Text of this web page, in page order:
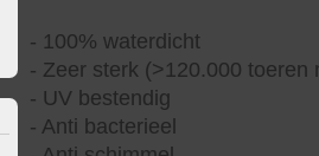
- 100% waterdicht
- Zeer sterk (>120.000 toeren
- UV bestendig
- Anti bacterieel